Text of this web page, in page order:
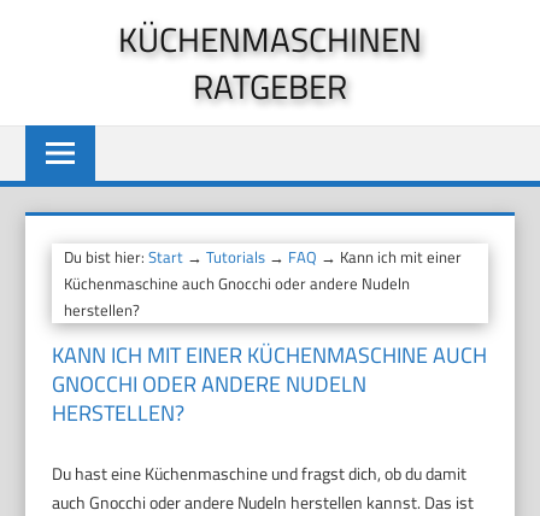
KÜCHENMASCHINEN
RATGEBER
Du bist hier:Start →Tutorials → FAQ → Kann ich mit einer
Küchenmaschine auch Gnocchi oder andere Nudeln
herstellen?
KANN ICH MIT EINER KÜCHENMASCHINE AUCH
GNOCCHI ODER ANDERE NUDELN
HERSTELLEN?
Du hast eine Küchenmaschine und fragst dich, ob du damit
auch Gnocchi oder andere Nudeln herstellen kannst. Das ist